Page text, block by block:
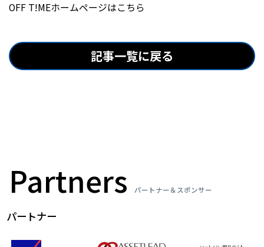
OFF T!MEホームページはこちら
記事一覧に戻る
Partners パートナー＆スポンサー
パートナー